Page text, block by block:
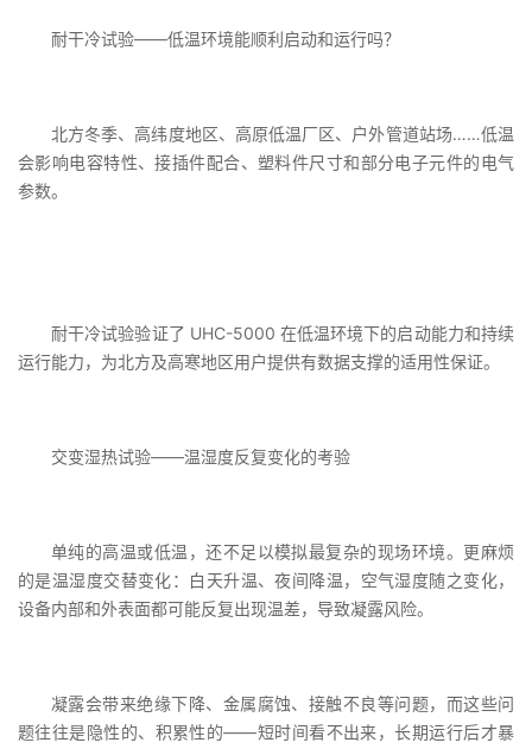
耐干冷试验——低温环境能顺利启动和运行吗？
北方冬季、高纬度地区、高原低温厂区、户外管道站场……低温
会影响电容特性、接插件配合、塑料件尺寸和部分电子元件的电气
参数。
耐干冷试验验证了 UHC-5000 在低温环境下的启动能力和持续
运行能力，为北方及高寒地区用户提供有数据支撑的适用性保证。
交变湿热试验——温湿度反复变化的考验
单纯的高温或低温，还不足以模拟最复杂的现场环境。更麻烦
的是温湿度交替变化：白天升温、夜间降温，空气湿度随之变化，
设备内部和外表面都可能反复出现温差，导致凝露风险。
凝露会带来绝缘下降、金属腐蚀、接触不良等问题，而这些问
题往往是隐性的、积累性的——短时间看不出来，长期运行后才暴